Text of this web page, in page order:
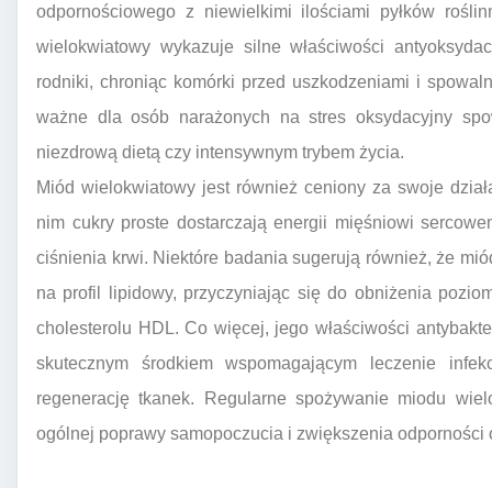
odpornościowego z niewielkimi ilościami pyłków
wielokwiatowy wykazuje silne właściwości
rodniki, chroniąc komórki przed uszkodzeniami i
ważne dla osób narażonych na stres oksydacyjny
niezdrową dietą czy intensywnym trybem życia.
Miód wielokwiatowy jest również ceniony za swoje
nim cukry proste dostarczają energii mięśniowi
ciśnienia krwi. Niektóre badania sugerują również, że
na profil lipidowy, przyczyniając się do obniżenia
cholesterolu HDL. Co więcej, jego właściwości
skutecznym środkiem wspomagającym leczenie
regenerację tkanek. Regularne spożywanie miodu
ogólnej poprawy samopoczucia i zwiększenia odporności